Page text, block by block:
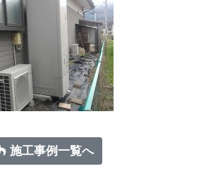
施工事例一覧へ